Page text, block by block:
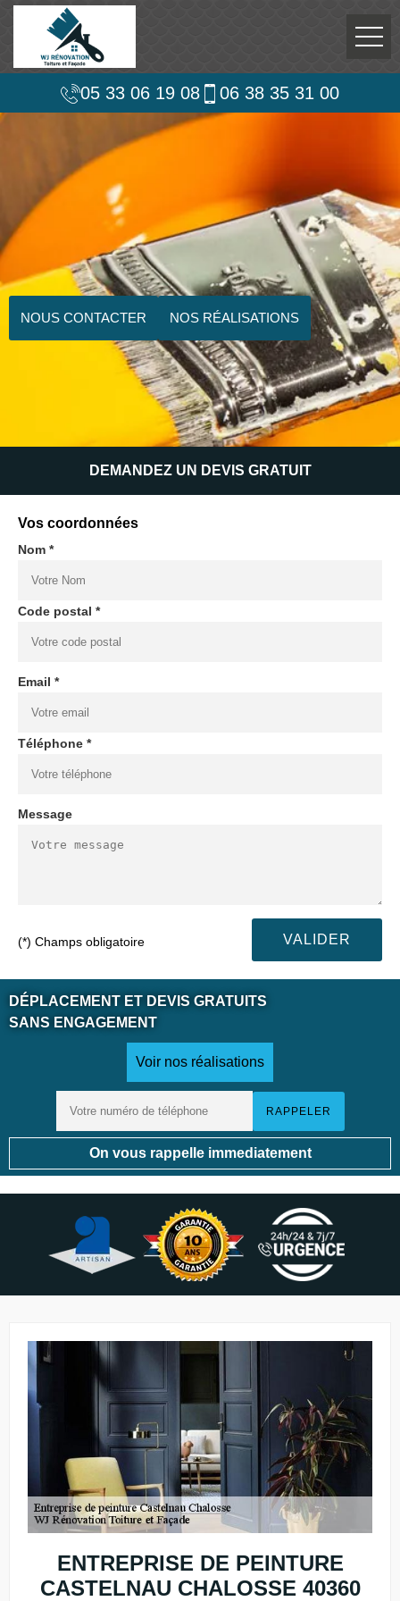
05 33 06 19 08 06 38 35 31 00
NOUS CONTACTER NOS RÉALISATIONS
DEMANDEZ UN DEVIS GRATUIT
Vos coordonnées
Nom *
Code postal *
Email *
Téléphone *
Message
(*) Champs obligatoire
DÉPLACEMENT ET DEVIS GRATUITS
SANS ENGAGEMENT
Voir nos réalisations
On vous rappelle immediatement
ENTREPRISE DE PEINTURE
CASTELNAU CHALOSSE 40360